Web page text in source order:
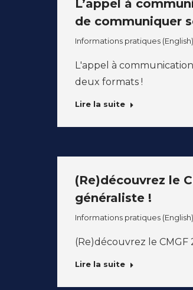
L’appel à
de communiquer
Informations pratiques (English)
L'appel à
deux formats !
Lire la suite
(Re)découvrez le
généraliste !
Informations pratiques (English)
(Re)découvrez le
Lire la suite